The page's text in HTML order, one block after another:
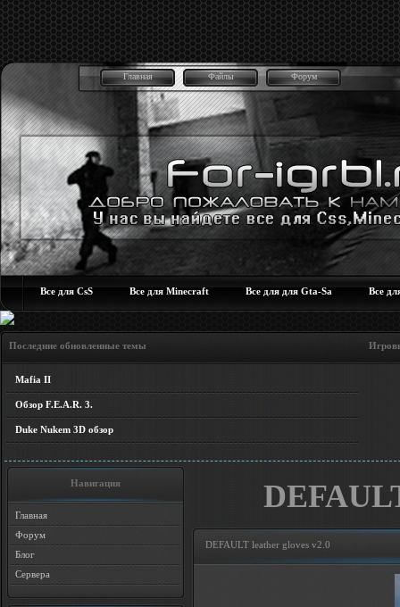
Главная Файлы Форум
Все для CsS Все для Minecraft Все для для Gta-Sa Все
Последние обновленные темы Игровые
Mafia II
Обзор F.E.A.R. 3.
Duke Nukem 3D обзор
Навигация
Главная
Форум
Блог
Сервера
DEFAULT leather gloves v2.0